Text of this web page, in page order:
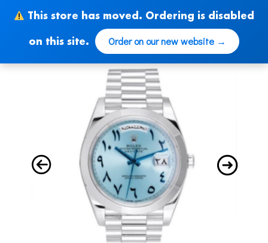
This store has moved. Ordering is disabled
on this site. Order on our new website →
content